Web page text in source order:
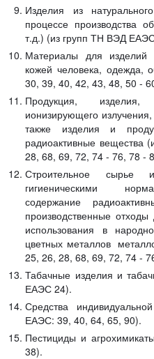
Изделия из
процессе производства
т.д.) (из групп ТН ВЭД
Материалы для изделий
кожей человека,
30, 39, 40, 42, 43, 48, 50 -
Продукция,
ионизирующего
также изделия и
радиоактивные
28, 68, 69, 72, 74 - 76, 78 -
Строительное
гигиеническими
содержание
производственные
использования в
цветных металлов
25, 26, 28, 68, 69, 72, 74 -
Табачные изделия и
ЕАЭС 24).
Средства
ЕАЭС: 39, 40, 64, 65, 90).
Пестициды и
38).